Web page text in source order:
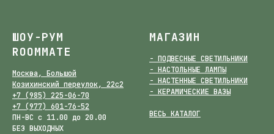
ШОУ-РУМ
ROOMMATE
Москва, Большой
Козихинский переулок, 22с2
+7 (985) 225-06-70
+7 (977) 601-76-52
ПН-ВС с 11.00 до 20.00
БЕЗ ВЫХОДНЫХ
МАГАЗИН
- ПОДВЕСНЫЕ СВЕТИЛЬНИКИ
- НАСТОЛЬНЫЕ ЛАМПЫ
- НАСТЕННЫЕ СВЕТИЛЬНИКИ
- КЕРАМИЧЕСКИЕ ВАЗЫ
ВЕСЬ КАТАЛОГ